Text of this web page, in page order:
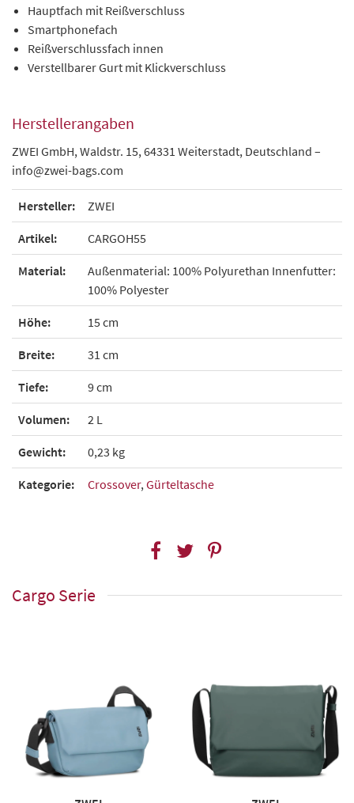
Hauptfach mit Reißverschluss
Smartphonefach
Reißverschlussfach innen
Verstellbarer Gurt mit Klickverschluss
Herstellerangaben
ZWEI GmbH, Waldstr. 15, 64331 Weiterstadt, Deutschland –
info@zwei-bags.com
Hersteller: ZWEI
Artikel: CARGOH55
Material:
Außenmaterial: 100% Polyurethan Innenfutter:
100% Polyester
Höhe: 15 cm
Breite: 31 cm
Tiefe: 9 cm
Volumen: 2 L
Gewicht: 0,23 kg
Kategorie: Crossover, Gürteltasche
Cargo Serie